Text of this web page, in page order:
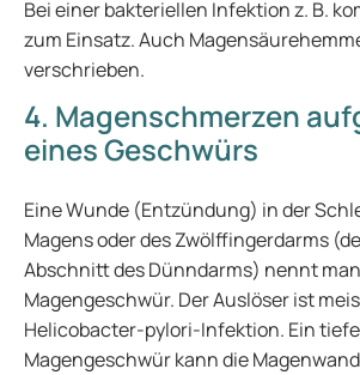
Bei einer bakteriellen Infektion z. B.
zum Einsatz. Auch
verschrieben.
4. Magenschmerzen
eines Geschwürs
Eine Wunde (Entzündung) in der
Magens oder des Zwölffingerdarms
Abschnitt des Dünndarms) nennt man
Magengeschwür. Der Auslöser ist
Helicobacter-pylori-Infektion. Ein
Magengeschwür kann die